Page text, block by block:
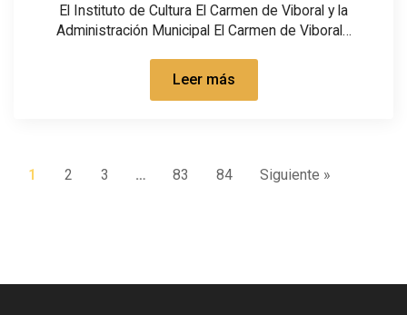
El Instituto de Cultura El Carmen de Viboral y la
Administración Municipal El Carmen de Viboral…
Leer más
1 2 3 … 83 84 Siguiente »